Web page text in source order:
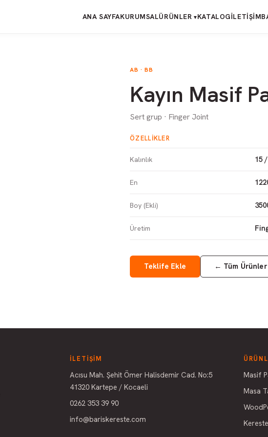
ANA SAYFAKURUMSALÜRÜNLER ▾KATALOGİLETIŞIM
AB · BB
Kayın Masif
Sert grup · Finger Joint
ÖZELLIKLER
Kalınlık 15
En
Boy (Ekli)
Üretim
Teklife Ekle ← Tüm Ürünler
İLETIŞIM
Acısu Mah. Şehit Ömer Halisdemir Cad. No:5
41320 Kartepe / Kocaeli
0262 353 39 90
info@bariskereste.com
Masif
Masa
Kereste